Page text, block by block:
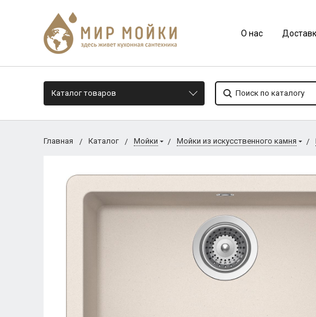
О нас
Каталог товаров
Главная Каталог Мойки Мойки из искусственного камня